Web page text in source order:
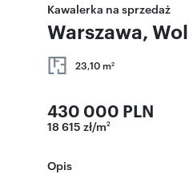
Kawalerka na sprzedaż
Warszawa,
23,10 m2
430 000 PLN
18 615 zł/m2
Opis